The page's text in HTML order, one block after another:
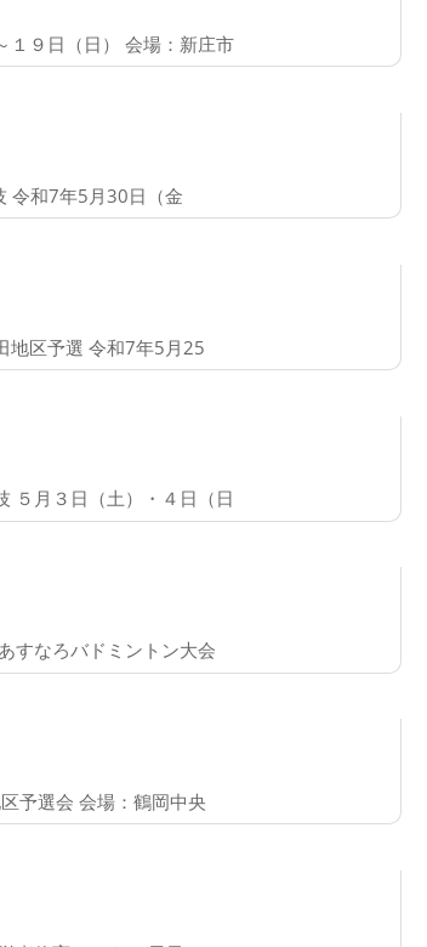
１９日（日） 会場：新庄市
令和7年5月30日（金
地区予選 令和7年5月25
月３日（土）・４日（日
すなろバドミントン大会
予選会 会場：鶴岡中央